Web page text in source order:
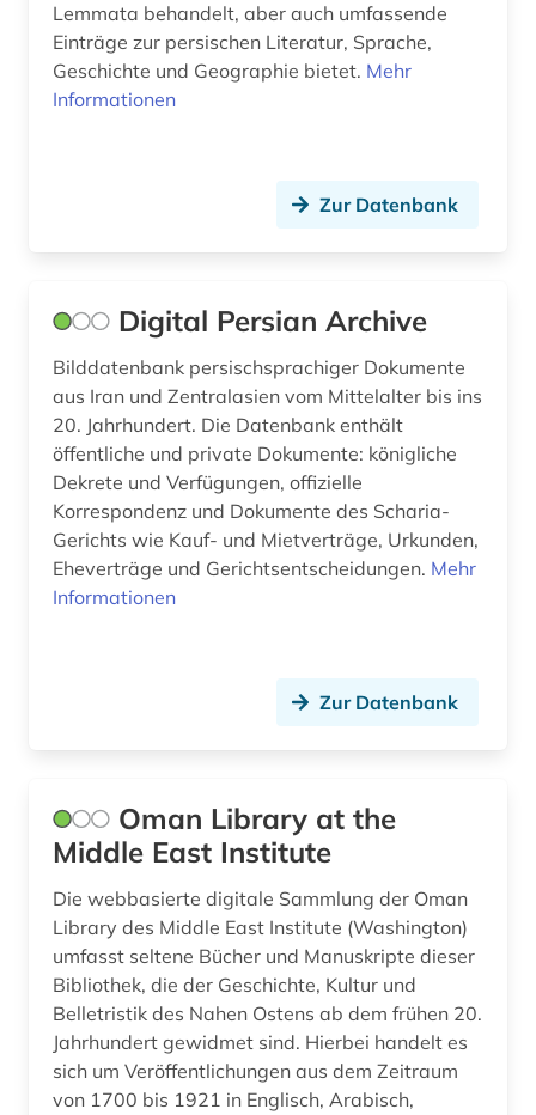
Lemmata behandelt, aber auch umfassende
Einträge zur persischen Literatur, Sprache,
Geschichte und Geographie bietet. Mehr
Informationen
Zur Datenbank
Digital Persian Archive
Bilddatenbank persischsprachiger Dokumente
aus Iran und Zentralasien vom Mittelalter bis ins
20. Jahrhundert. Die Datenbank enthält
öffentliche und private Dokumente: königliche
Dekrete und Verfügungen, offizielle
Korrespondenz und Dokumente des Scharia-
Gerichts wie Kauf- und Mietverträge, Urkunden,
Eheverträge und Gerichtsentscheidungen. Mehr
Informationen
Zur Datenbank
Oman Library at the
Middle East Institute
Die webbasierte digitale Sammlung der Oman
Library des Middle East Institute (Washington)
umfasst seltene Bücher und Manuskripte dieser
Bibliothek, die der Geschichte, Kultur und
Belletristik des Nahen Ostens ab dem frühen 20.
Jahrhundert gewidmet sind. Hierbei handelt es
sich um Veröffentlichungen aus dem Zeitraum
von 1700 bis 1921 in Englisch, Arabisch,